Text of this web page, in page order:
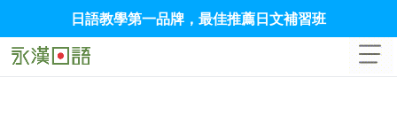
日語教學第一品牌，最佳推薦日文補習班